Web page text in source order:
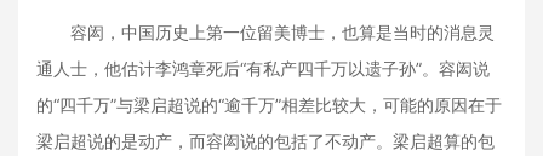
容闳，中国历史上第一位留美博士，也算是当时的消息灵
通人士，他估计李鸿章死后“有私产四千万以遗子孙”。容闳说
的“四千万”与梁启超说的“逾千万”相差比较大，可能的原因在于
梁启超说的是动产，而容闳说的包括了不动产。梁启超算的包